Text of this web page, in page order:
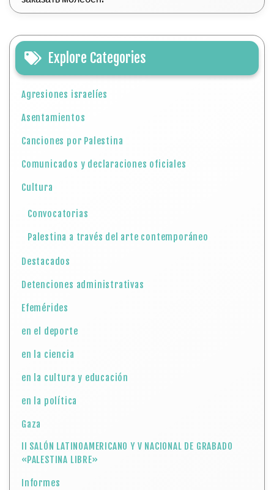
Explore Categories
Agresiones israelíes
Asentamientos
Canciones por Palestina
Comunicados y declaraciones oficiales
Cultura
Convocatorias
Palestina a través del arte contemporáneo
Destacados
Detenciones administrativas
Efemérides
en el deporte
en la ciencia
en la cultura y educación
en la política
Gaza
II SALÓN LATINOAMERICANO Y V NACIONAL DE GRABADO
«PALESTINA LIBRE»
Informes